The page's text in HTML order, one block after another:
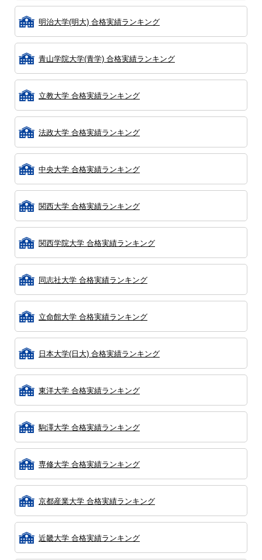
明治大学(明大) 合格実績ランキング
青山学院大学(青学) 合格実績ランキング
立教大学 合格実績ランキング
法政大学 合格実績ランキング
中央大学 合格実績ランキング
関西大学 合格実績ランキング
関西学院大学 合格実績ランキング
同志社大学 合格実績ランキング
立命館大学 合格実績ランキング
日本大学(日大) 合格実績ランキング
東洋大学 合格実績ランキング
駒澤大学 合格実績ランキング
専修大学 合格実績ランキング
京都産業大学 合格実績ランキング
近畿大学 合格実績ランキング